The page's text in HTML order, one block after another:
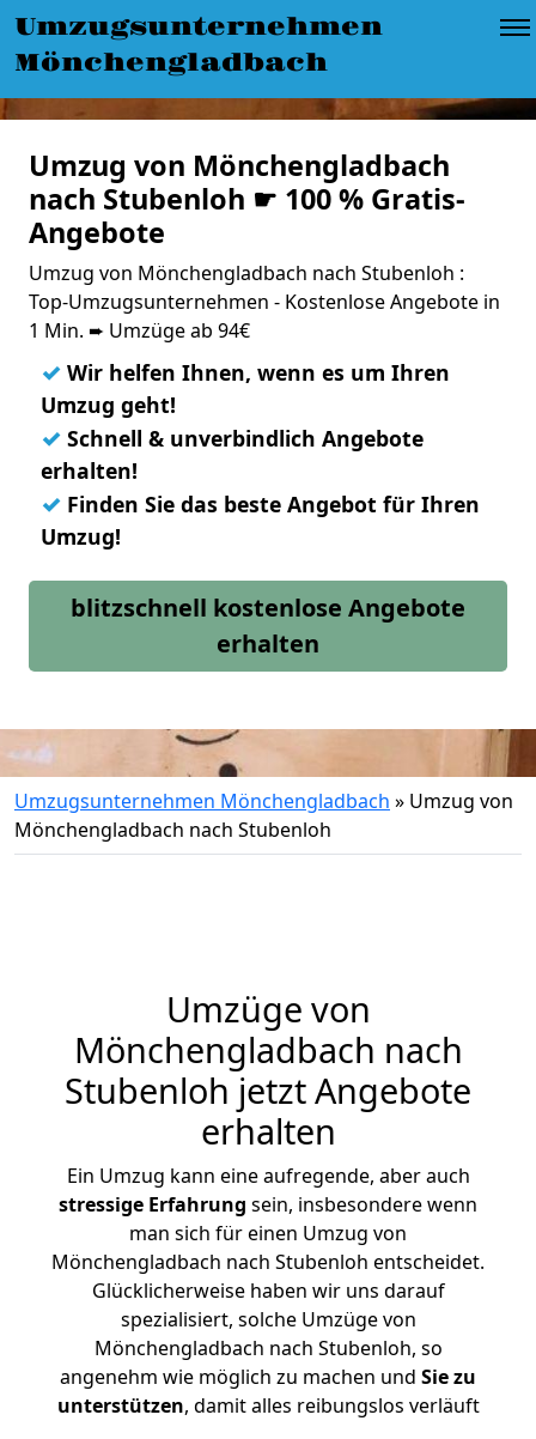
Umzugsunternehmen
Mönchengladbach
Umzug von Mönchengladbach
nach Stubenloh ☛ 100 % Gratis-
Angebote
Umzug von Mönchengladbach nach Stubenloh :
Top-Umzugsunternehmen - Kostenlose Angebote in
1 Min. ➨ Umzüge ab 94€
✓ Wir helfen Ihnen, wenn es um Ihren
Umzug geht!
✓ Schnell & unverbindlich Angebote
erhalten!
✓ Finden Sie das beste Angebot für Ihren
Umzug!
blitzschnell kostenlose Angebote
erhalten
Umzugsunternehmen Mönchengladbach » Umzug von
Mönchengladbach nach Stubenloh
Umzüge von
Mönchengladbach nach
Stubenloh jetzt Angebote
erhalten
Ein Umzug kann eine aufregende, aber auch
stressige Erfahrung sein, insbesondere wenn
man sich für einen Umzug von
Mönchengladbach nach Stubenloh entscheidet.
Glücklicherweise haben wir uns darauf
spezialisiert, solche Umzüge von
Mönchengladbach nach Stubenloh, so
angenehm wie möglich zu machen und Sie zu
unterstützen, damit alles reibungslos verläuft